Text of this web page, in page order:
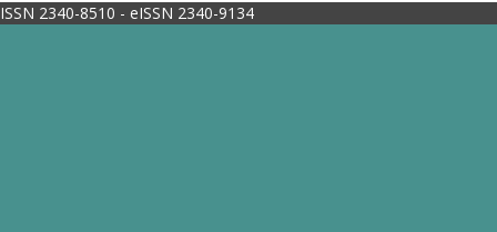
ISSN 2340-8510 - eISSN 2340-9134